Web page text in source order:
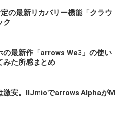
の最新リカバリー機能「クラウ
ク
の最新作「arrows We3」の使い
みた所感まとめ
激安。IIJmioでarrows AlphaがM